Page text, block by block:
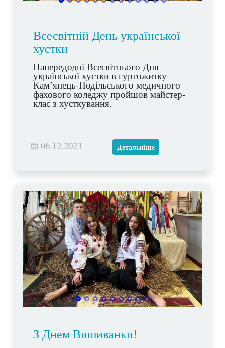
Всесвітній День української
хустки
Напередодні Всесвітнього Дня
української хустки в гуртожитку
Кам’янець-Подільського медичного
фахового коледжу пройшов майстер-
клас з хусткування.
06.12.2023 Детальніше
З Днем Вишиванки!